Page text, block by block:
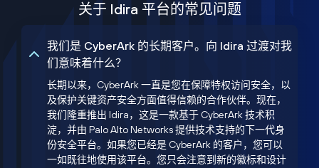
关于 Idira 平台的常见问题
我们是 CyberArk 的长期客户。向 Idira 过渡对我
们意味着什么？
长期以来，CyberArk 一直是您在保障特权访问安全，以
及保护关键资产安全方面值得信赖的合作伙伴。现在，
我们隆重推出 Idira，这是一款基于 CyberArk 技术积
淀，并由 Palo Alto Networks 提供技术支持的下一代身
份安全平台。如果您已经是 CyberArk 的客户，您可以
一如既往地使用该平台。您只会注意到新的徽标和设计